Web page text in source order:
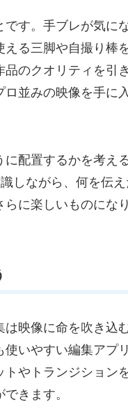
す。手ブレが気に
る三脚や自撮り棒
のクオリティを引
並みの映像を手に
配置するかを考え
しながら、何を伝
に楽しいものにな
映像に命を吹き込
いやすい編集アプ
やトランジション
きます。